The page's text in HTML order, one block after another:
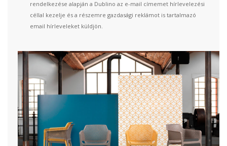
rendelkezése alapján a Dublino az e-mail címemet hírlevelezési
céllal kezelje és a részemre gazdasági reklámot is tartalmazó
email hírleveleket küldjön.